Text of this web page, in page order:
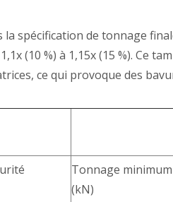
spécification de tonnage
(10 %) à 1,15x (15 %). Ce
ce qui provoque des
Tonnage
(kN)